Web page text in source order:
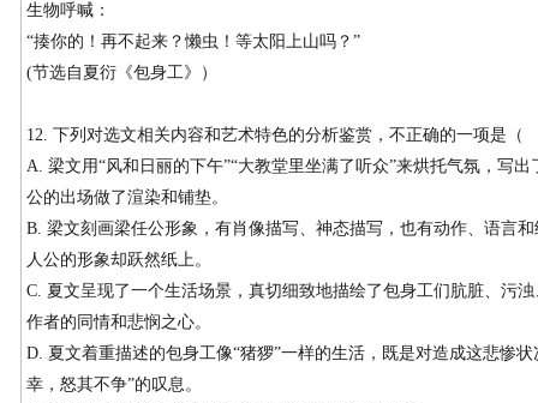
生物呼喊：
“揍你的！再不起来？懒虫！等太阳上山吗？”
(节选自夏衍《包身工》）
12. 下列对选文相关内容和艺术特色的分析鉴赏，不正确的一项是（
A. 梁文用“风和日丽的下午”“大教堂里坐满了听众”来烘托气氛，写
公的出场做了渲染和铺垫。
B. 梁文刻画梁任公形象，有肖像描写、神态描写，也有动作、语言
人公的形象却跃然纸上。
C. 夏文呈现了一个生活场景，真切细致地描绘了包身工们肮脏、污
作者的同情和悲悯之心。
D. 夏文着重描述的包身工像“猪猡”一样的生活，既是对造成这悲惨
幸，怒其不争”的叹息。